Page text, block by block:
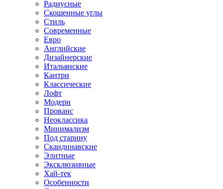
Радиусные
Скошенные углы
Стиль
Современные
Евро
Английские
Дизайнерские
Итальянские
Кантри
Классические
Лофт
Модерн
Прованс
Неоклассика
Минимализм
Под старину
Скандинавские
Элитные
Эксклюзивные
Хай-тек
Особенности